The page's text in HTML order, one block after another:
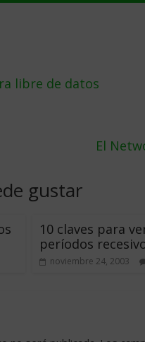
libre de datos
El
gustar
10 claves para
períodos
noviembre 24, 2003